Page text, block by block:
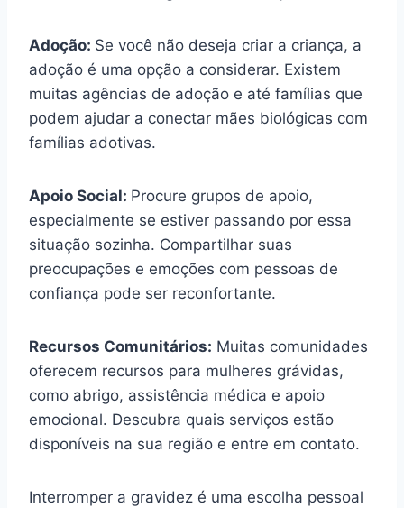
Adoção: Se você não deseja criar a criança, a
adoção é uma opção a considerar. Existem
muitas agências de adoção e até famílias que
podem ajudar a conectar mães biológicas com
famílias adotivas.
Apoio Social: Procure grupos de apoio,
especialmente se estiver passando por essa
situação sozinha. Compartilhar suas
preocupações e emoções com pessoas de
confiança pode ser reconfortante.
Recursos Comunitários: Muitas comunidades
oferecem recursos para mulheres grávidas,
como abrigo, assistência médica e apoio
emocional. Descubra quais serviços estão
disponíveis na sua região e entre em contato.
Interromper a gravidez é uma escolha pessoal